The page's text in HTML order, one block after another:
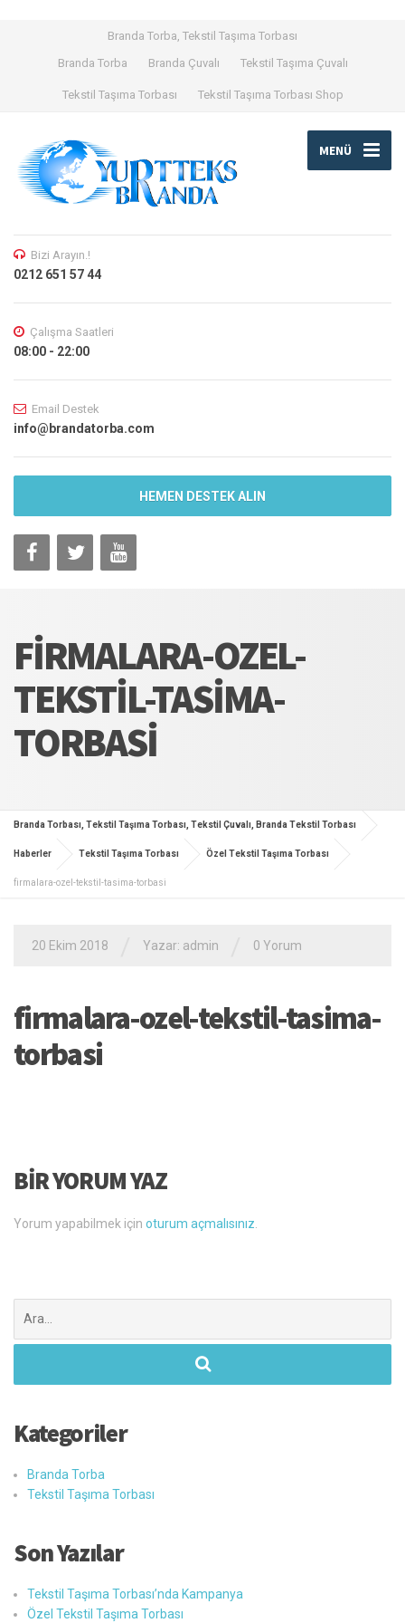
Branda Torba, Tekstil Taşıma Torbası
Branda Torba
Branda Çuvalı Tekstil Taşıma Çuvalı
Tekstil Taşıma Torbası Tekstil Taşıma Torbası Shop
MENÜ
Bizi Arayın.!
0212 651 57 44
Çalışma Saatleri
08:00 - 22:00
Email Destek
info@brandatorba.com
HEMEN DESTEK ALIN
FIRMALARA-OZEL-
TEKSTIL-TASIMA-
TORBASI
Branda Torbası, Tekstil Taşıma Torbası, Tekstil Çuvalı, Branda Tekstil Torbası
Haberler Tekstil Taşıma Torbası Özel Tekstil Taşıma Torbası
firmalara-ozel-tekstil-tasima-torbasi
20 Ekim 2018 Yazar: admin 0 Yorum
firmalara-ozel-tekstil-tasima-
torbasi
BIR YORUM YAZ
Yorum yapabilmek için oturum açmalısınız
ara:
Kategoriler
Branda Torba
Tekstil Taşıma Torbası
Son Yazılar
Tekstil Taşıma Torbası’nda Kampanya
Özel Tekstil Taşıma Torbası